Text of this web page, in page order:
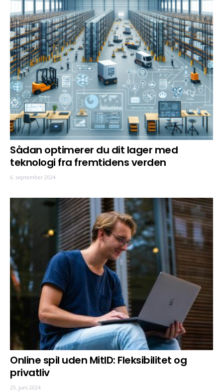
Sådan optimerer du dit lager med
teknologi fra fremtidens verden
6. september 2024
Online spil uden MitID: Fleksibilitet og
privatliv
25. juni 2024